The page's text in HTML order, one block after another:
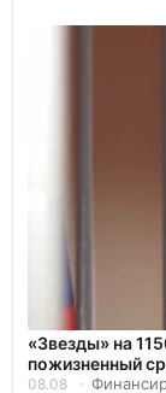
«Звезды» на
пожизненный
08.08